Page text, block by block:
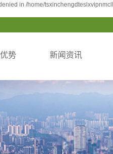
in /home/
势 新闻资讯
常见问答